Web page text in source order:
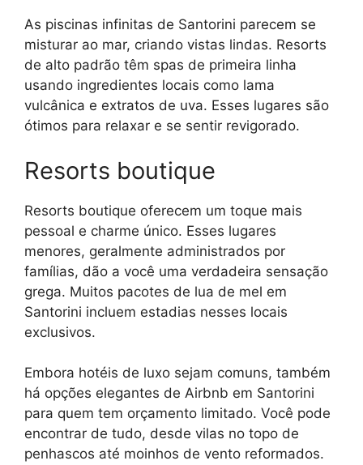
As piscinas infinitas de Santorini parecem se
misturar ao mar, criando vistas lindas. Resorts
de alto padrão têm spas de primeira linha
usando ingredientes locais como lama
vulcânica e extratos de uva. Esses lugares são
ótimos para relaxar e se sentir revigorado.
Resorts boutique
Resorts boutique oferecem um toque mais
pessoal e charme único. Esses lugares
menores, geralmente administrados por
famílias, dão a você uma verdadeira sensação
grega. Muitos pacotes de lua de mel em
Santorini incluem estadias nesses locais
exclusivos.
Embora hotéis de luxo sejam comuns, também
há opções elegantes de Airbnb em Santorini
para quem tem orçamento limitado. Você pode
encontrar de tudo, desde vilas no topo de
penhascos até moinhos de vento reformados.